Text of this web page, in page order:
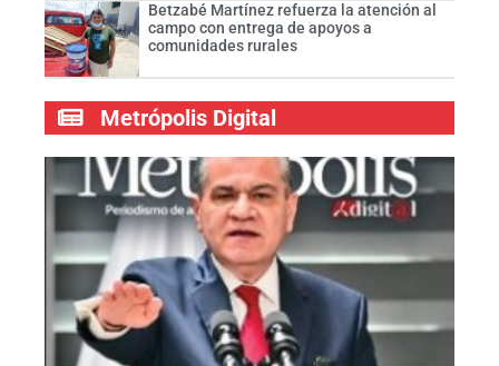
Betzabé Martínez refuerza la atención al
campo con entrega de apoyos a
comunidades rurales
Metrópolis Digital